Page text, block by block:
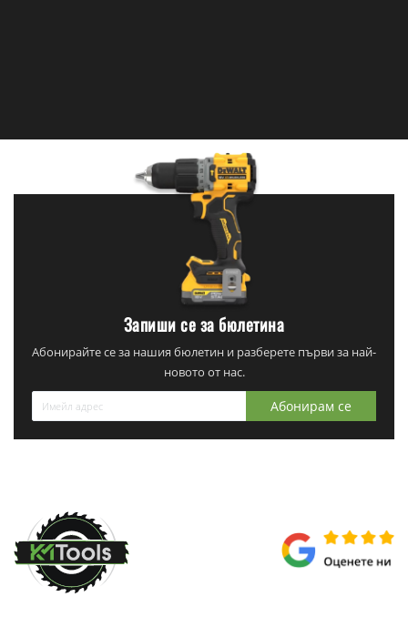
Запиши се за бюлетина
Абонирайте се за нашия бюлетин и разберете първи за най-
новото от нас.
Абонирам се